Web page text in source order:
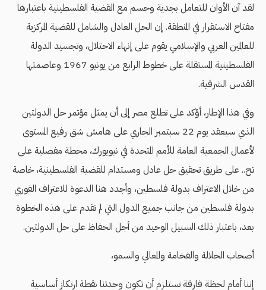
لقد آن الأوان للتعامل بجدية وحسم مع القضية الفلسطينية باعتبارها
مفتاح الاستقرار في المنطقة. إن الحل العادل والشامل للقضية المركزية
للعالمين العربي والإسلامي يقوم على إنهاء الاحتلال، وتجسيد الدولة
الفلسطينية المستقلة على خطوط الرابع من يونيو 1967 وعاصمتها
القدس الشرقية.
وفي هذا الإطار، أؤكد على تطلع مصر إلى أن يمثل مؤتمر حل الدولتين
الذي سيعقد يوم 22 سبتمبر الجاري على هامش شق رفيع المستوى
لأعمال الجمعية العامة للأمم المتحدة في نيويورك، محطة مفصلية على
تـح.. على طريق تحقيق حل عادل ومستدام للقضية الفلسطينية، خاصة
من خلال الاعتراف بدولة فلسطين، وأجدد هنا الدعوة للاعتراف الفوري
بدولة فلسطين من جانب جميع الدول التي لم تقدم على هذه الخطوة
بعد، باعتبار ذلك السبيل الوحيد من أجل الحفاظ على حل الدولتين.
أصحاب الجلالة والفخامة والمعالي والسمو،
إننا أمام لحظة فارقة تستلزم أن تكون وحدتنا نقطة ارتكاز أساسية